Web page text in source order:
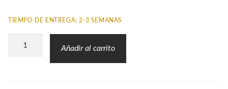
TIEMPO DE ENTREGA: 2-3 SEMANAS
Aplique
Añadir al carrito